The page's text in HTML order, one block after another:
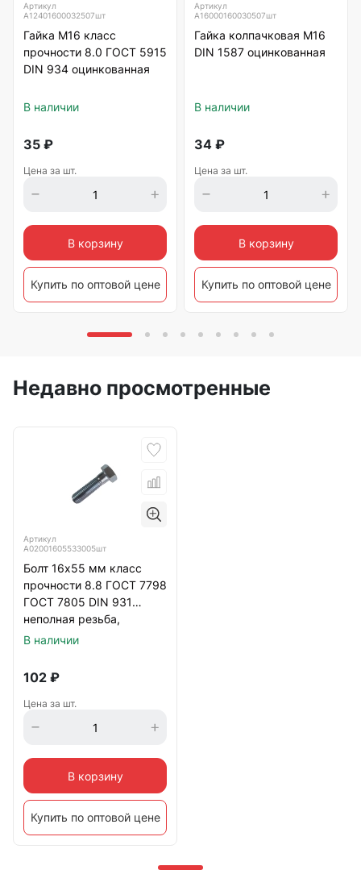
Артикул
А12401600032507шт
Гайка М16 класс
прочности 8.0 ГОСТ 5915
DIN 934 оцинкованная
В наличии
35 ₽
Цена за шт.
В корзину
Купить по оптовой цене
Артикул
А16000160030507шт
Гайка колпачковая М16
DIN 1587 оцинкованная
В наличии
34 ₽
Цена за шт.
В корзину
Купить по оптовой цене
Недавно просмотренные
Артикул
А02001605533005шт
Болт 16х55 мм класс
прочности 8.8 ГОСТ 7798
ГОСТ 7805 DIN 931
неполная резьба,
оцинкованный
В наличии
102 ₽
Цена за шт.
В корзину
Купить по оптовой цене